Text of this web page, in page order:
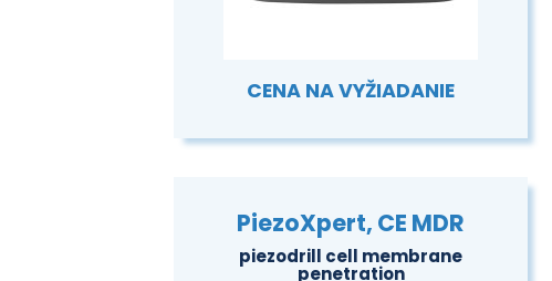
CENA NA VYŽIADANIE
PiezoXpert, CE MDR
piezodrill cell membrane
penetration